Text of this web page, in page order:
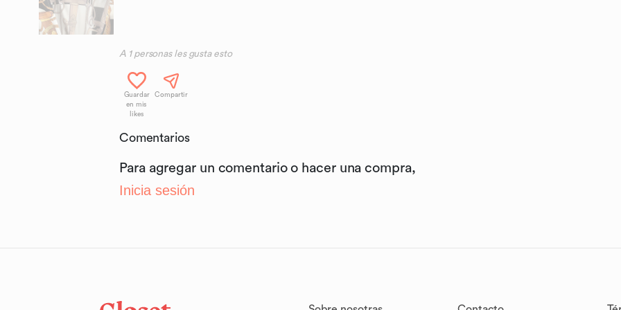
A 1personas les gusta esto
Guardar
en mis
likes
Compartir
Comentarios
Para agregar un comentario o hacer una compra,
Inicia sesión